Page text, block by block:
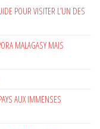
POUR VISITER L’UN DES
MALAGASY MAIS
AUX IMMENSES